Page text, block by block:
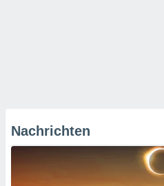
Nachrichten